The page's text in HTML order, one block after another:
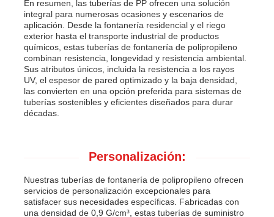
En resumen, las tuberías de PP ofrecen una solución
integral para numerosas ocasiones y escenarios de
aplicación. Desde la fontanería residencial y el riego
exterior hasta el transporte industrial de productos
químicos, estas tuberías de fontanería de polipropileno
combinan resistencia, longevidad y resistencia ambiental.
Sus atributos únicos, incluida la resistencia a los rayos
UV, el espesor de pared optimizado y la baja densidad,
las convierten en una opción preferida para sistemas de
tuberías sostenibles y eficientes diseñados para durar
décadas.
Personalización:
Nuestras tuberías de fontanería de polipropileno ofrecen
servicios de personalización excepcionales para
satisfacer sus necesidades específicas. Fabricadas con
una densidad de 0,9 G/cm³, estas tuberías de suministro